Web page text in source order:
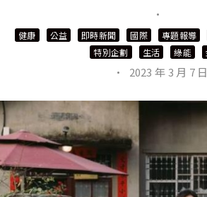
·
健康 公益 即時新聞 國際 專題報導
特別企劃
生活 綠能
· 2023 年 3 月 7 日